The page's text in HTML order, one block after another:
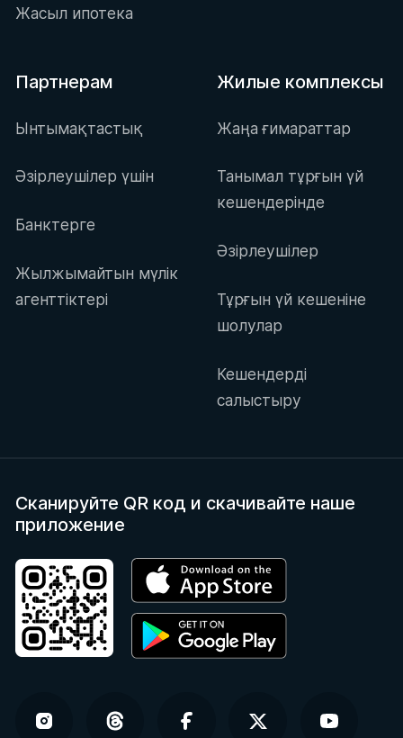
Жасыл ипотека
Партнерам
Ынтымақтастық
Әзірлеушілер үшін
Банктерге
Жылжымайтын мүлік
агенттіктері
Жилые комплексы
Жаңа ғимараттар
Танымал тұрғын үй
кешендерінде
Әзірлеушілер
Тұрғын үй кешеніне
шолулар
Кешендерді
салыстыру
Сканируйте QR код и скачивайте наше
приложение